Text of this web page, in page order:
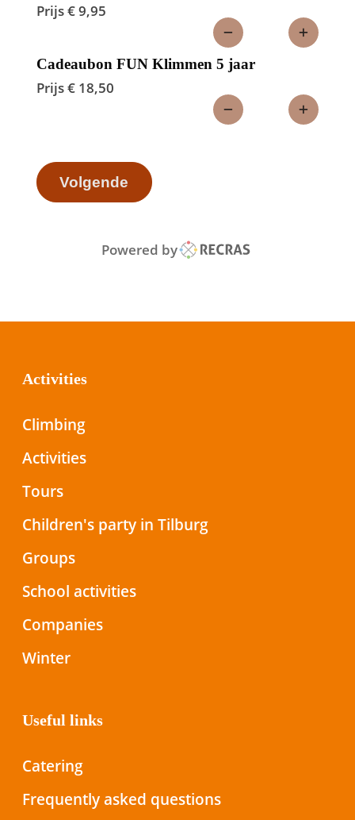
Prijs € 9,95
Cadeaubon FUN Klimmen 5 jaar
Prijs € 18,50
Volgende
Powered by
Activities
Climbing
Activities
Tours
Children's party in Tilburg
Groups
School activities
Companies
Winter
Useful links
Catering
Frequently asked questions